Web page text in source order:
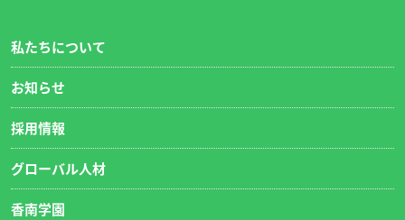
私たちについて
お知らせ
採用情報
グローバル人材
香南学園